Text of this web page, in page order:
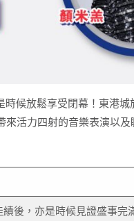
候放鬆享受閉幕！東港
活力四射的音樂表演以
後，亦是時候見證盛事完